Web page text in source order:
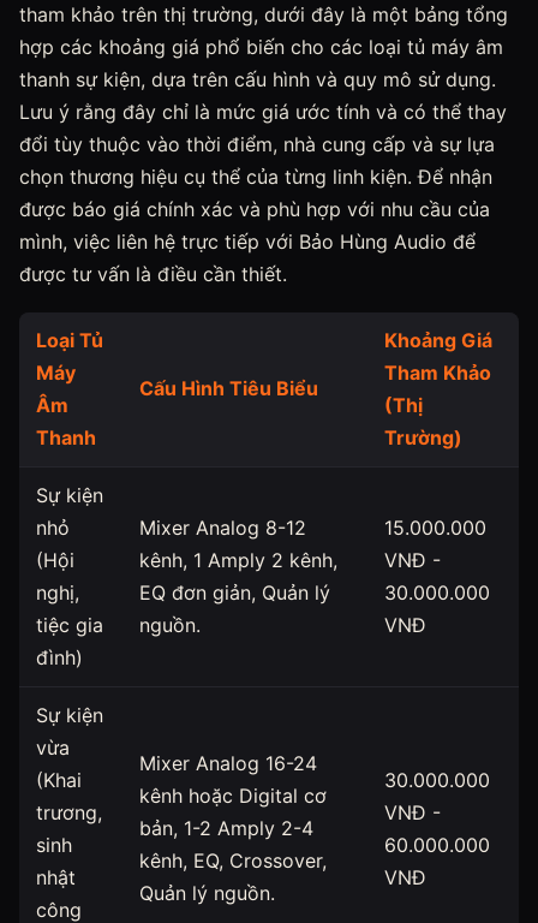
tham khảo trên thị trường, dưới đây là một bảng tổng
hợp các khoảng giá phổ biến cho các loại tủ máy âm
thanh sự kiện, dựa trên cấu hình và quy mô sử dụng.
Lưu ý rằng đây chỉ là mức giá ước tính và có thể thay
đổi tùy thuộc vào thời điểm, nhà cung cấp và sự lựa
chọn thương hiệu cụ thể của từng linh kiện. Để nhận
được báo giá chính xác và phù hợp với nhu cầu của
mình, việc liên hệ trực tiếp với Bảo Hùng Audio để
được tư vấn là điều cần thiết.
Loại Tủ
Máy
Âm
Thanh
Cấu Hình Tiêu Biểu
Khoảng Giá
Tham Khảo
(Thị
Trường)
Sự kiện
nhỏ
(Hội
nghị,
tiệc gia
đình)
Mixer Analog 8-12
kênh, 1 Amply 2 kênh,
EQ đơn giản, Quản lý
nguồn.
15.000.000
VNĐ -
30.000.000
VNĐ
Sự kiện
vừa
(Khai
trương,
sinh
nhật
công
Mixer Analog 16-24
kênh hoặc Digital cơ
bản, 1-2 Amply 2-4
kênh, EQ, Crossover,
Quản lý nguồn.
30.000.000
VNĐ -
60.000.000
VNĐ